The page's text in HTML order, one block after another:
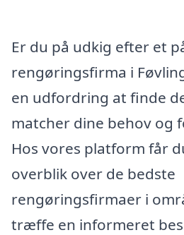
Er du på udkig efter et
rengøringsfirma i
en udfordring at finde
matcher dine behov og
Hos vores platform får
overblik over de bedste
rengøringsfirmaer i
træffe en informeret